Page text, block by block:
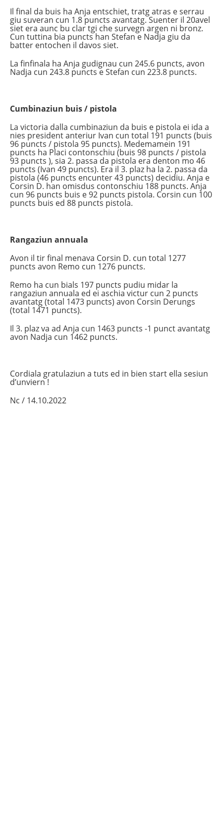
Il final da buis ha Anja entschiet, tratg atras e serrau
giu suveran cun 1.8 puncts avantatg. Suenter il 20avel
siet era aunc bu clar tgi che survegn argen ni bronz.
Cun tuttina bia puncts han Stefan e Nadja giu da
batter entochen il davos siet.
La finfinala ha Anja gudignau cun 245.6 puncts, avon
Nadja cun 243.8 puncts e Stefan cun 223.8 puncts.
Cumbinaziun buis / pistola
La victoria dalla cumbinaziun da buis e pistola ei ida a
nies president anteriur Ivan cun total 191 puncts (buis
96 puncts / pistola 95 puncts). Medemamein 191
puncts ha Placi contonschiu (buis 98 puncts / pistola
93 puncts ), sia 2. passa da pistola era denton mo 46
puncts (Ivan 49 puncts). Era il 3. plaz ha la 2. passa da
pistola (46 puncts encunter 43 puncts) decidiu. Anja e
Corsin D. han omisdus contonschiu 188 puncts. Anja
cun 96 puncts buis e 92 puncts pistola. Corsin cun 100
puncts buis ed 88 puncts pistola.
Rangaziun annuala
Avon il tir final menava Corsin D. cun total 1277
puncts avon Remo cun 1276 puncts.
Remo ha cun bials 197 puncts pudiu midar la
rangaziun annuala ed ei aschia victur cun 2 puncts
avantatg (total 1473 puncts) avon Corsin Derungs
(total 1471 puncts).
Il 3. plaz va ad Anja cun 1463 puncts -1 punct avantatg
avon Nadja cun 1462 puncts.
Cordiala gratulaziun a tuts ed in bien start ella sesiun
d’unviern !
Nc / 14.10.2022